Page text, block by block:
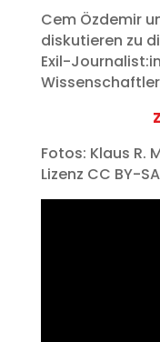
Cem Özdemir
diskutieren zu
Exil-
Fotos: Klaus R.
Lizenz CC BY-